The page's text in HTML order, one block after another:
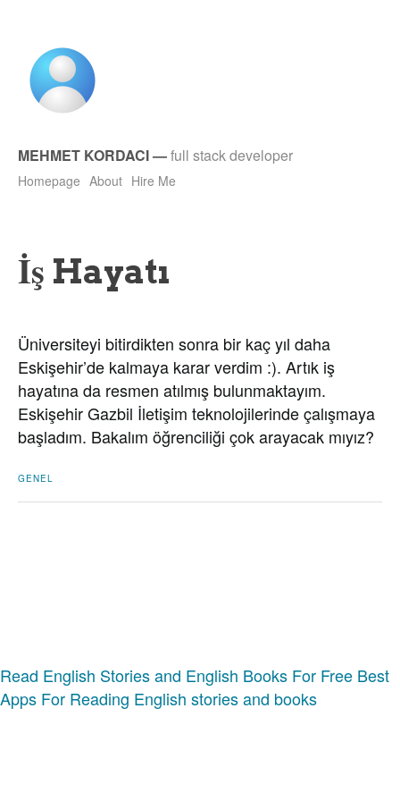
MEHMET KORDACI—full stack developer
Homepage About Hire Me
İş Hayatı
Üniversiteyi bitirdikten sonra bir kaç yıl daha
Eskişehir’de kalmaya karar verdim :). Artık iş
hayatına da resmen atılmış bulunmaktayım.
Eskişehir Gazbil İletişim teknolojilerinde çalışmaya
başladım. Bakalım öğrenciliği çok arayacak mıyız?
GENEL
Read English Stories and English Books For Free Best
Apps For Reading English stories and books